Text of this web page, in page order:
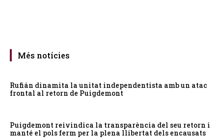
Més notícies
Rufián dinamita la unitat independentista amb un atac
frontal al retorn de Puigdemont
Puigdemont reivindica la transparència del seu retorn i
manté el pols ferm per la plena llibertat dels encausats